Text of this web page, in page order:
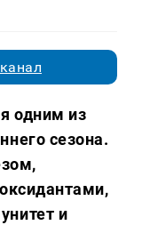
одним из
сезона.
и